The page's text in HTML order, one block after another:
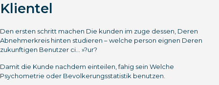
Klientel
Den ersten schritt machen Die kunden im zuge dessen, Deren
Abnehmerkreis hinten studieren – welche person eignen Deren
zukunftigen Benutzer ci… »?ur?
Damit die Kunde nachdem einteilen, fahig sein Welche
Psychometrie oder Bevolkerungsstatistik benutzen.